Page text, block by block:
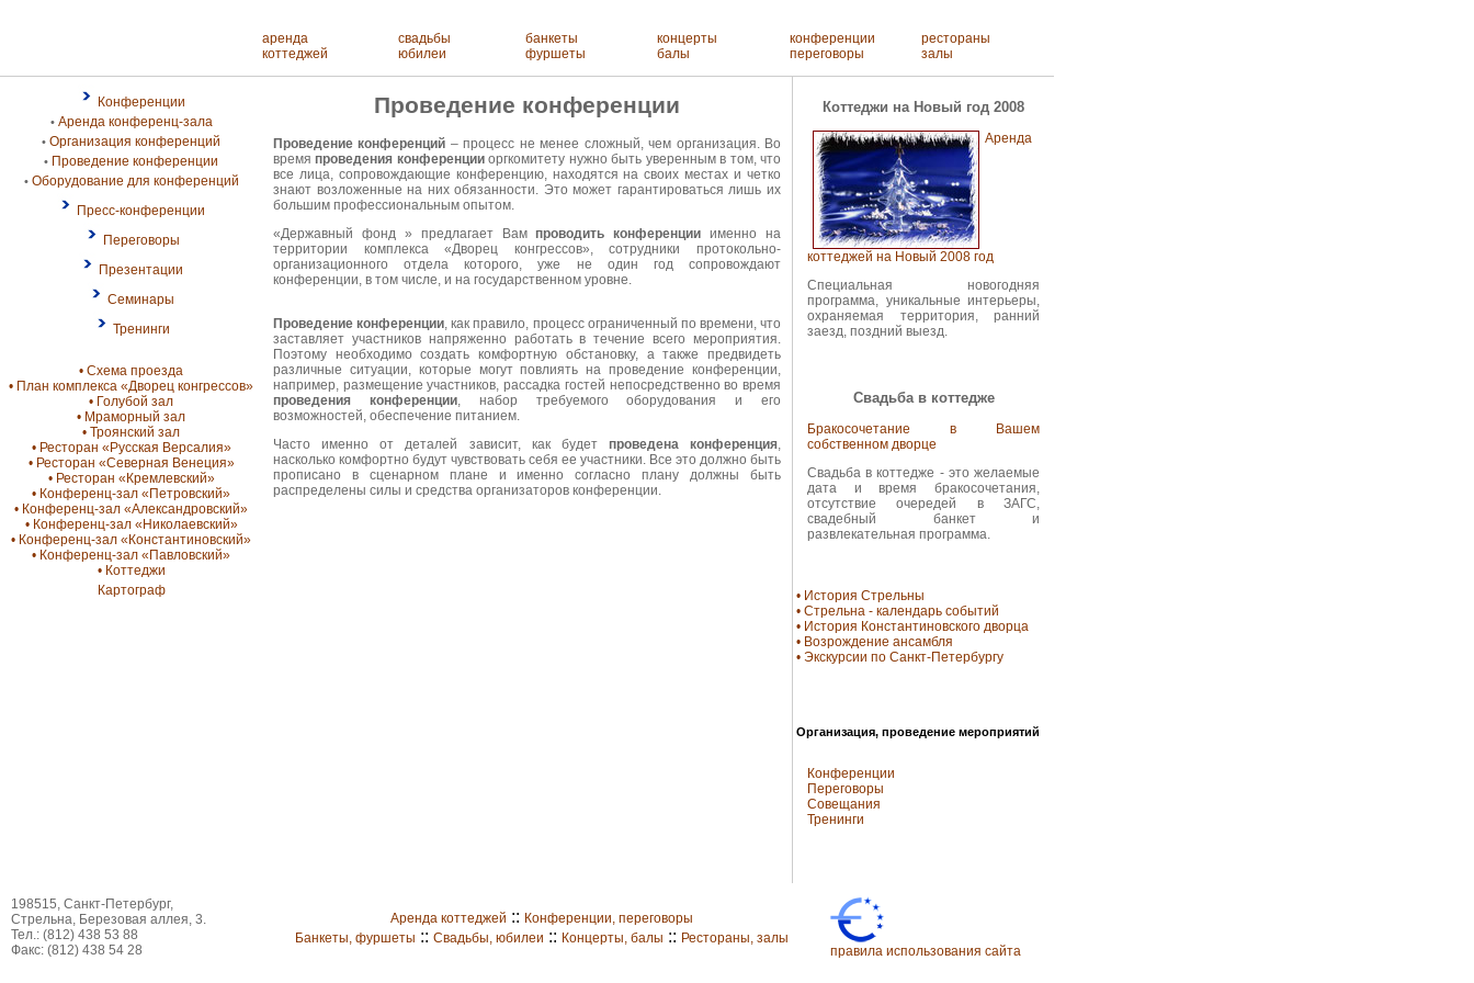
аренда
коттеджей
свадьбы
юбилеи
банкеты
фуршеты
концерты
балы
конференции
переговоры
рестораны
залы
Конференции
• Аренда конференц-зала
• Организация конференций
• Проведение конференции
• Оборудование для конференций
Пресс-конференции
Переговоры
Презентации
Семинары
Тренинги
• Схема проезда
• План комплекса «Дворец конгрессов»
• Голубой зал
• Мраморный зал
• Троянский зал
• Ресторан «Русская Версалия»
• Ресторан «Северная Венеция»
• Ресторан «Кремлевский»
• Конференц-зал «Петровский»
• Конференц-зал «Александровский»
• Конференц-зал «Николаевский»
• Конференц-зал «Константиновский»
• Конференц-зал «Павловский»
• Коттеджи
Картограф
Проведение конференции
Проведение конференций – процесс не менее сложный, чем организация. Во
времяпроведения конференцииоргкомитету нужно быть уверенным в том, что
все лица, сопровождающие конференцию, находятся на своих местах и четко
знают возложенные на них обязанности. Это может гарантироваться лишь их
большим профессиональным опытом.
«Державный фонд » предлагает Вампроводить конференции именно на
территории комплекса «Дворец конгрессов», сотрудники протокольно-
организационного отдела которого, уже не один год сопровождают
конференции, в том числе, и на государственном уровне.
Проведение конференции , как правило, процесс ограниченный по времени, что
заставляет участников напряженно работать в течение всего мероприятия.
Поэтому необходимо создать комфортную обстановку, а также предвидеть
различные ситуации, которые могут повлиять на проведение конференции,
например, размещение участников, рассадка гостей непосредственно во время
проведения конференции, набор требуемого оборудования и его
возможностей, обеспечение питанием.
Часто именно от деталей зависит, как будет проведена конференция
насколько комфортно будут чувствовать себя ее участники. Все это должно быть
прописано в сценарном плане и именно согласно плану должны быть
распределены силы и средства организаторов конференции.
Коттеджи на Новый год 2008
Аренда
коттеджей на Новый 2008 год
Специальная новогодняя
программа, уникальные интерьеры,
охраняемая территория, ранний
заезд, поздний выезд.
Свадьба в коттедже
Бракосочетание в Вашем
собственном дворце
Свадьба в коттедже - это желаемые
дата и время бракосочетания,
отсутствие очередей в ЗАГС,
свадебный банкет и
развлекательная программа.
• История Стрельны
• Стрельна - календарь событий
• История Константиновского дворца
• Возрождение ансамбля
• Экскурсии по Санкт-Петербургу
Организация, проведение мероприятий
Конференции
Переговоры
Совещания
Тренинги
198515, Санкт-Петербург,
Стрельна, Березовая аллея, 3.
Тел.: (812) 438 53 88
Факс: (812) 438 54 28
Аренда коттеджей :: Конференции, переговоры
Банкеты, фуршеты :: Свадьбы, юбилеи :: Концерты, балы :: Рестораны, залы
правила использования сайта